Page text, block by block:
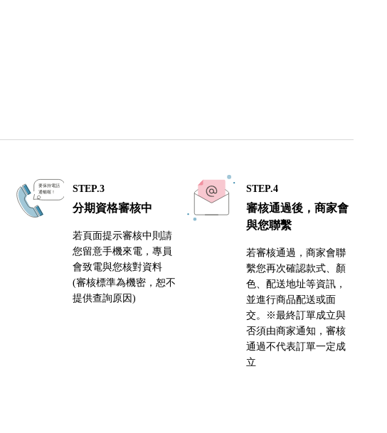
STEP.3
分期資格審核中
若頁面提示審核中則請
您留意手機來電，專員
會致電與您核對資料
(審核標準為機密，恕不
提供查詢原因)
STEP.4
審核通過後，商家會
與您聯繫
若審核通過，商家會聯
繫您再次確認款式、顏
色、配送地址等資訊，
並進行商品配送或面
交。※最終訂單成立與
否須由商家通知，審核
通過不代表訂單一定成
立